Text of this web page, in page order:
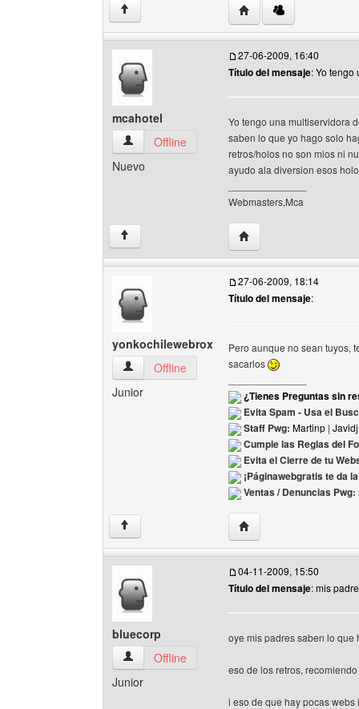
↑ Visitar sitio web del
mcahotel
mcahotel Ver perfil del usuario
Offline
Nuevo
27-06-2009, 16:40
Título del mensaje: Yo tengo
Yo tengo una multiservidora
saben lo que yo hago solo
retros/holos no son mios ni
ayudo ala diversion esos
Webmasters,Mca
↑ Visitar sitio web del
yonkochilewebrox
yonkochilewebrox Ver perfil del usuario
Offline
Junior
27-06-2009, 18:14
Título del mensaje:
Pero aunque no sean tuyos,
sacarlos
¿Tienes Preguntas sin
Evita Spam - Usa el
Staff Pwg: Martinp | Javidj
Cumple las Reglas del
Evita el Cierre de tu
¡Páginawebgratis te da
Ventas / Denuncias Pwg:
↑ Visitar sitio web del
bluecorp
bluecorp Ver perfil del usuario
Offline
Junior
04-11-2009, 15:50
Título del mensaje: mis
oye mis padres saben lo que
eso de los retros,
i eso de que hay pocas